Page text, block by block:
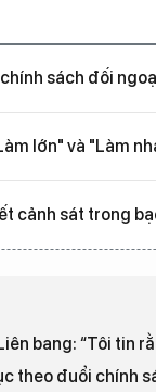
sách đối
lớn" và "Làm
cảnh sát trong
bang: “Tôi tin
theo đuổi chính